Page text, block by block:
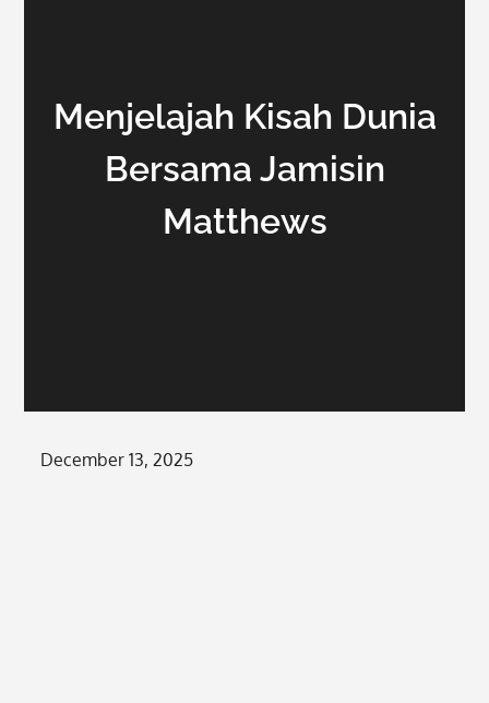
Menjelajah Kisah Dunia
Bersama Jamisin
Matthews
Posted
December 13, 2025